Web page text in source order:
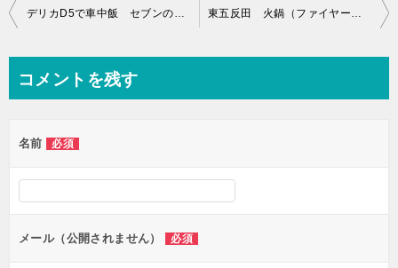
投
ビ
ー
シ
ン
デリカD5で車中飯 セブンの天ぷら鍋焼きうどん編 東五反田 火鍋（ファイヤーホール）4000で担々麺と餃子のランチ
コメントを残す
名前 必須
メール（公開されません） 必須